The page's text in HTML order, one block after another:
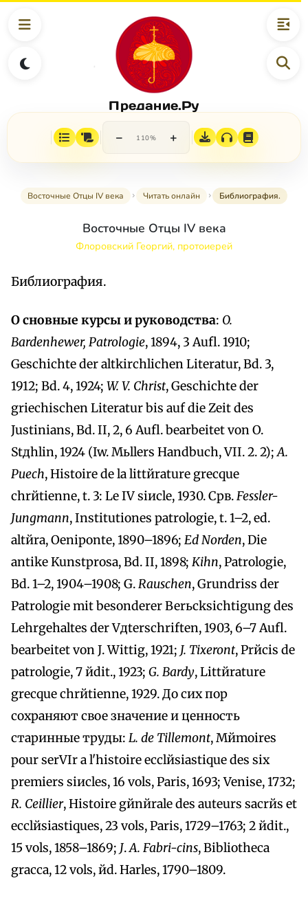
Предание.Ру
− 110% +
Восточные Отцы IV века Читать онлайн Библиография.
Восточные Отцы IV века
Флоровский Георгий, протоиерей
Библиография.
О сновные курсы и руководства: O.
Bardenhewer, Patrologie, 1894, 3 Aufl. 1910;
Geschichte der altkirchlichen Literatur, Bd. 3,
1912; Bd. 4, 1924; W. V. Christ, Geschichte der
griechischen Literatur bis auf die Zeit des
Justinians, Bd. II, 2, 6 Aufl. bearbeitet von O.
Stдhlin, 1924 (Iw. Mьllers Handbuch, VII. 2. 2);A.
Puech, Histoire de la littйrature grecque
chrйtienne, t. 3: Le IV siиcle, 1930. Срв.Fessler-
Jungmann, Institutiones patrologie, t. 1–2, ed.
altйra, Oeniponte, 1890–1896; Ed Norden, Die
antike Kunstprosa, Bd. II, 1898; Kihn, Patrologie,
Bd. 1–2, 1904–1908; G.Rauschen, Grundriss der
Patrologie mit besonderer Berьcksichtigung des
Lehrgehaltes der Vдterschriften, 1903, 6–7 Aufl.
bearbeitet von J. Wittig, 1921; J. Tixeront, Prйcis de
patrologie, 7 йdit., 1923; G. Bardy, Littйrature
grecque chrйtienne, 1929. До сих пор
сохраняют свое значение и ценность
старинные труды: L. de Tillemont, Mйmoires
pour serVIr а l'histoire ecclйsiastique des six
premiers siиcles, 16 vols, Paris, 1693; Venise, 1732;
R. Ceillier, Histoire gйnйrale des auteurs sacrйs et
ecclйsiastiques, 23 vols, Paris, 1729–1763; 2 йdit.,
15 vols, 1858–1869; J.A. Fabri-cins, Bibliotheca
gracca, 12 vols, йd. Harles, 1790–1809.